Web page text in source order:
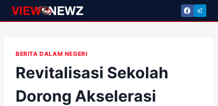
Skip
to
BERITA DALAM NEGERI
Revitalisasi Sekolah
Dorong Akselerasi